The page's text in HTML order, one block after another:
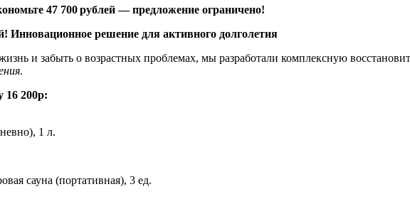
47 700рублей— предложение ограничено!
Инновационное решение для активного долголетия
и забыть о возрастных проблемах, мы разработали комплексную
.
16 200р:
1 л.
сауна (портативная), 3 ед.